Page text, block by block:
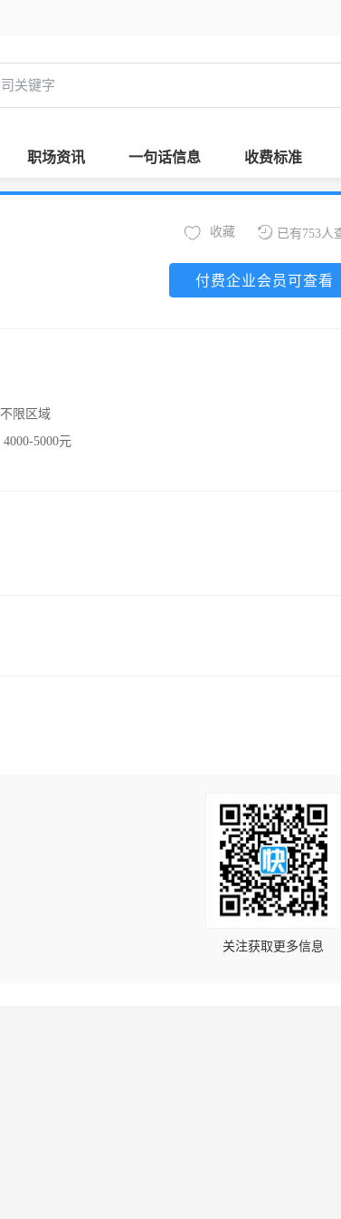
职场资讯 一句话信息 收费标准
已有753人
收藏
付费企业会员可查看
不限区域
4000-5000元
关注获取更多信息